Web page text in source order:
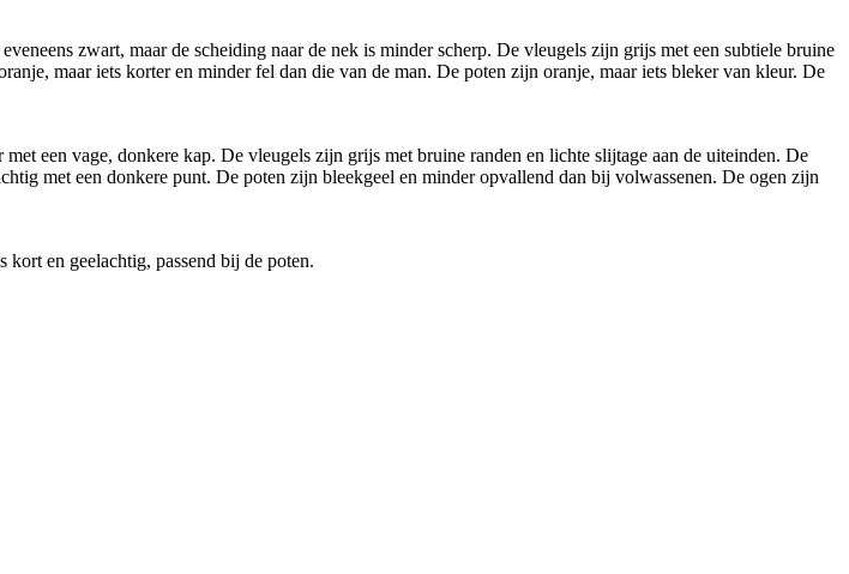
zwart, maar de scheiding naar de nek is minder scherp. De vleugels zijn grijs met een subtiele bruine
maar iets korter en minder fel dan die van de man. De poten zijn oranje, maar iets bleker van kleur. De
een vage, donkere kap. De vleugels zijn grijs met bruine randen en lichte slijtage aan de uiteinden. De
met een donkere punt. De poten zijn bleekgeel en minder opvallend dan bij volwassenen. De ogen zijn
en geelachtig, passend bij de poten.